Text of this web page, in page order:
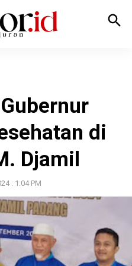
search
di
Djamil
: 1:04 PM